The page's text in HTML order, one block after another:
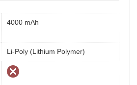
4000 mAh
Li-Poly (Lithium Polymer)